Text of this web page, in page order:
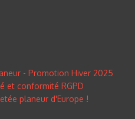
- Promotion Hiver 2025
et conformité RGPD
planeur d'Europe !